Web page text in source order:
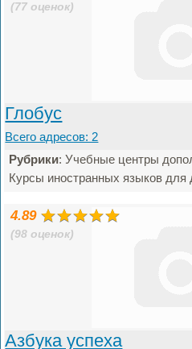
(77 оценок)
Глобус
Всего адресов: 2
Рубрики: Учебные центры
Курсы иностранных языков для
4.89
(98 оценок)
Азбука успеха